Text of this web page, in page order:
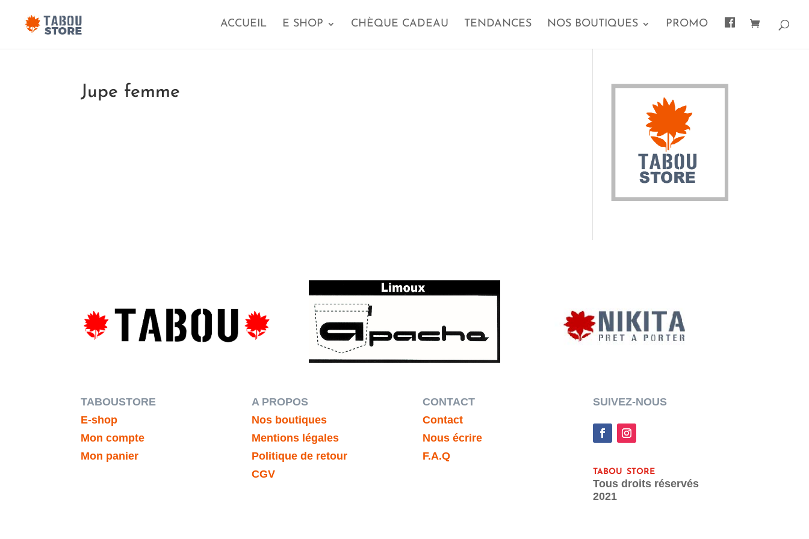
ACCUEIL E SHOP CHÈQUE CADEAU TENDANCES NOS BOUTIQUES PROMO
E
Jupe femme
TABOUSTORE
E-shop
Mon compte
Mon panier
A PROPOS
Nos boutiques
Mentions légales
Politique de retour
CGV
CONTACT
Contact
Nous écrire
F.A.Q
SUIVEZ-NOUS
tabou store
Tous droits réservés
2021